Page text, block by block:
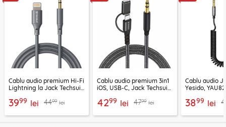
Cablu audio premium Hi-Fi
Lightning la Jack Techsuit
3999 lei 4499 lei
Cablu audio premium 3in1
iOS, USB-C, Jack Techsuit
4299 lei 4799 lei
Cablu audio
Yesido,
3899 lei